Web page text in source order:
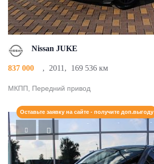
Nissan JUKE
837 000 , 2011 , 169 536 км
МКПП, Передний привод
Оставьте заявку на сайте - получите доп.выгоду